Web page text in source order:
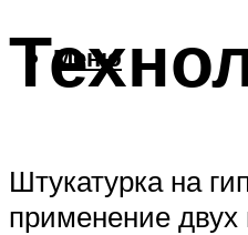
Меню
Штукатурка на
применение двух